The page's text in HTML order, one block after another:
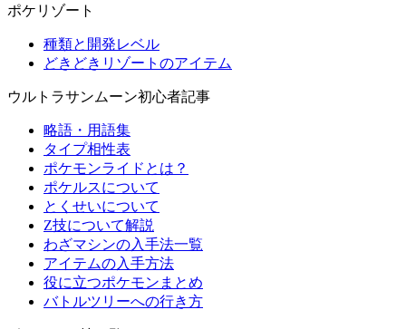
ポケリゾート
種類と開発レベル
どきどきリゾートのアイテム
ウルトラサンムーン初心者記事
略語・用語集
タイプ相性表
ポケモンライドとは？
ポケルスについて
とくせいについて
Z技について解説
わざマシンの入手法一覧
アイテムの入手方法
役に立つポケモンまとめ
バトルツリーへの行き方